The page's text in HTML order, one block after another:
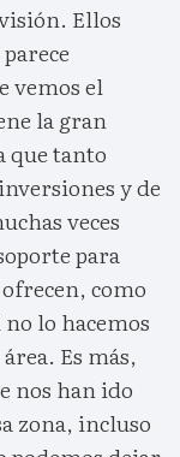
Ellos
vemos el
la gran
que tanto
y de
veces
para
como
lo hacemos
Es más,
nos han ido
zona, incluso